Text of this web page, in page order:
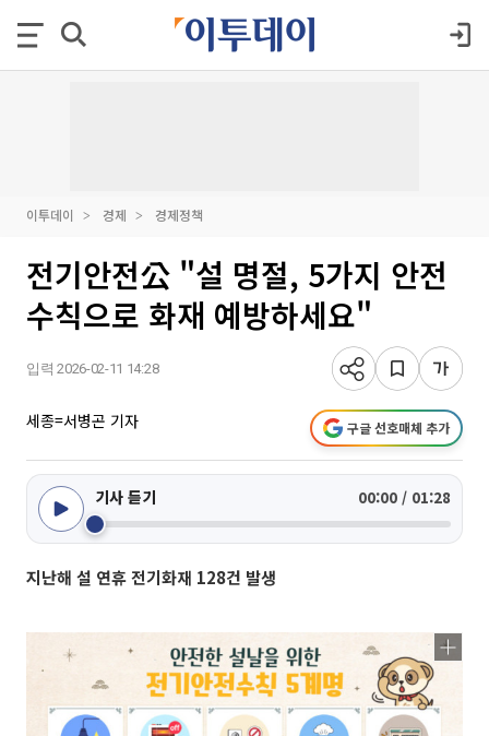
이투데이 경제 경제정책
전기안전公 "설 명절, 5가지 안전
수칙으로 화재 예방하세요"
입력 2026-02-11 14:28
세종=서병곤 기자 구글 선호매체 추가
기사 듣기 00:00 / 01:28
지난해 설 연휴 전기화재 128건 발생